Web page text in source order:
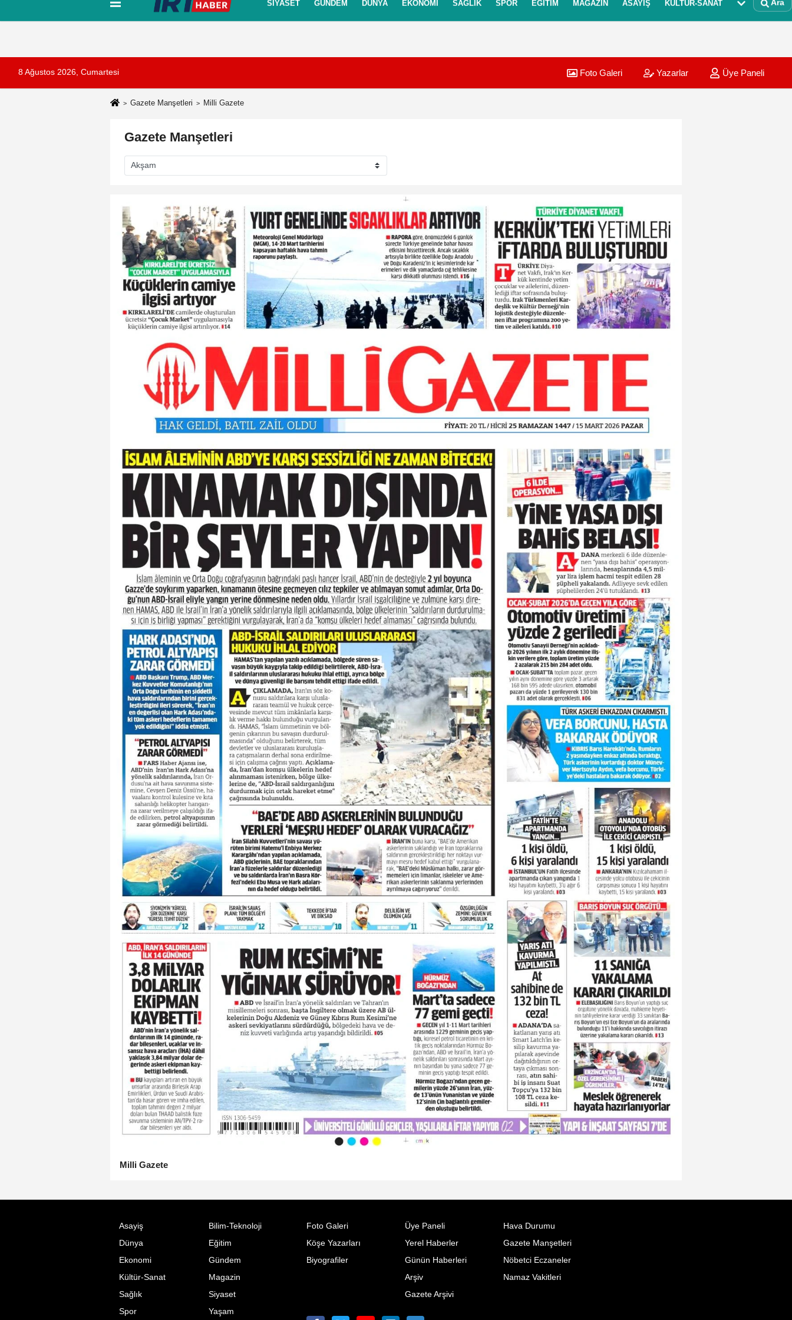
Künye İletişim
SIYASET GÜNDEM DÜNYA EKONOMI SAĞLIK SPOR EĞITIM MAGAZIN ASAYIŞ KÜLTÜR-SANAT Ara
8 Ağustos 2026, Cumartesi Foto Galeri Yazarlar Üye Paneli
Gazete Manşetleri Milli Gazete
Gazete Manşetleri
Milli Gazete
Asayiş
Bilim-Teknoloji
Dünya
Eğitim
Ekonomi
Gündem
Kültür-Sanat
Magazin
Sağlık
Siyaset
Spor
Yaşam
Foto Galeri
Köşe Yazarları
Biyografiler
Üye Paneli
Yerel Haberler
Günün Haberleri
Arşiv
Gazete Arşivi
Hava Durumu
Gazete Manşetleri
Nöbetci Eczaneler
Namaz Vakitleri